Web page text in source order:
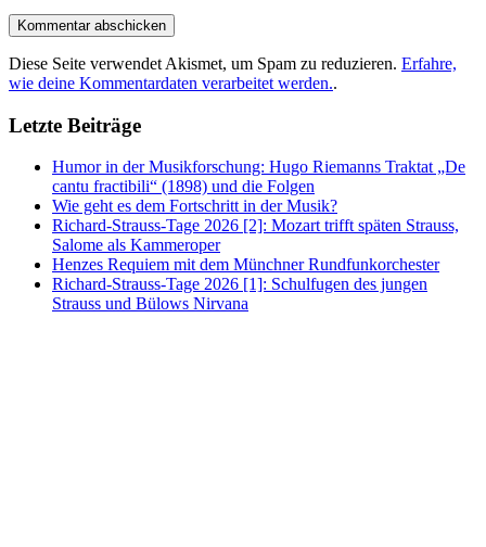
Diese Seite verwendet Akismet, um Spam zu reduzieren. Erfahre,
wie deine Kommentardaten verarbeitet werden..
Letzte Beiträge
Humor in der Musikforschung: Hugo Riemanns Traktat „De
cantu fractibili“ (1898) und die Folgen
Wie geht es dem Fortschritt in der Musik?
Richard-Strauss-Tage 2026 [2]: Mozart trifft späten Strauss,
Salome als Kammeroper
Henzes Requiem mit dem Münchner Rundfunkorchester
Richard-Strauss-Tage 2026 [1]: Schulfugen des jungen
Strauss und Bülows Nirvana